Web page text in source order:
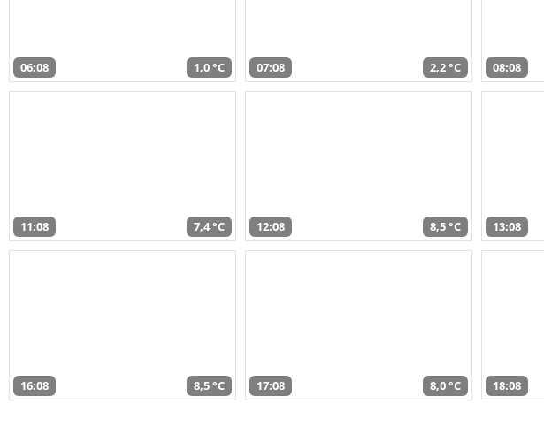
06:08 1,0 °C 07:08 2,2 °C 08:08
11:08 7,4 °C 12:08 8,5 °C 13:08
16:08 8,5 °C 17:08 8,0 °C 18:08